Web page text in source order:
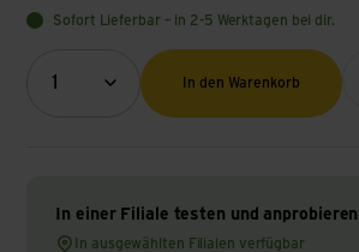
Sofort Lieferbar – in 2-5 Werktagen bei dir.
1
Menge (Optional)
In den Warenkorb
In einer Filiale testen und anprobieren
In ausgewählten Filialen verfügbar